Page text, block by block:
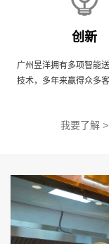
创新
广州昱洋拥有多项智能
技术，多年来赢得众多
我要了解 >